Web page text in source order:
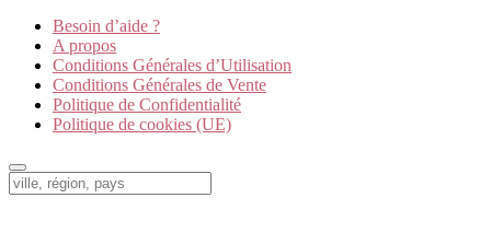
Besoin d’aide ?
A propos
Conditions Générales d’Utilisation
Conditions Générales de Vente
Politique de Confidentialité
Politique de cookies (UE)